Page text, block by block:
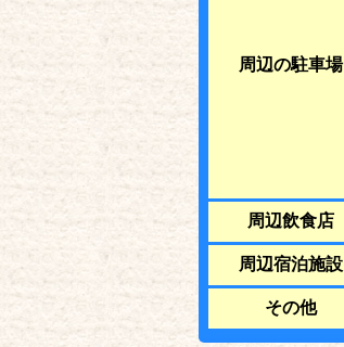
周辺の駐車場
周辺飲食店
周辺宿泊施設
その他